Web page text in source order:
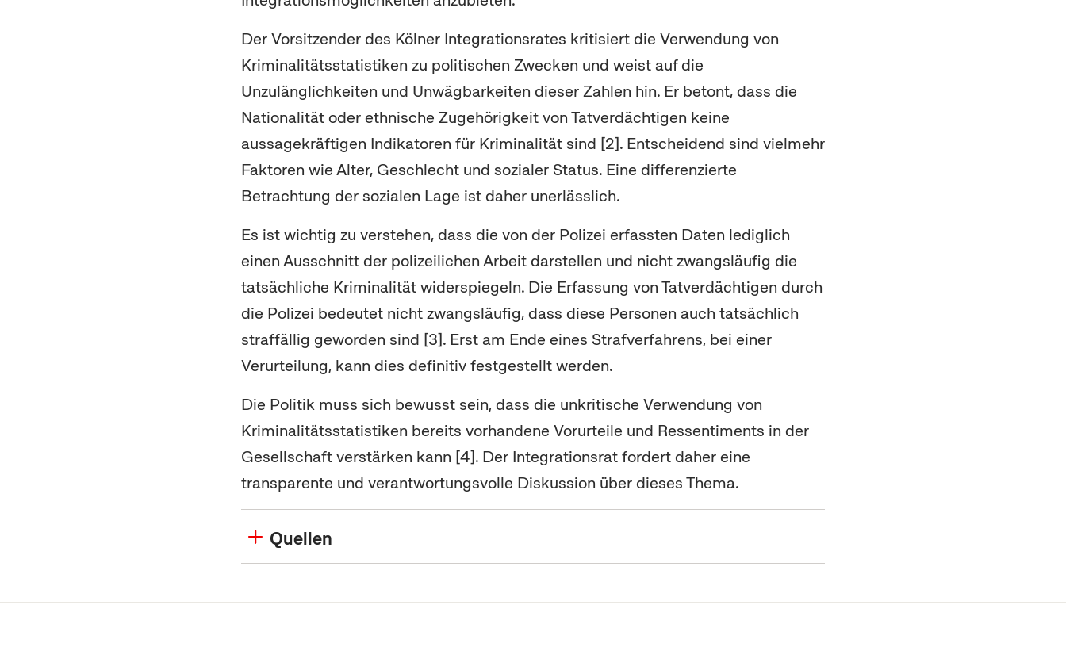
Der Vorsitzender des Kölner Integrationsrates kritisiert die Verwendung von
Kriminalitätsstatistiken zu politischen Zwecken und weist auf die
Unzulänglichkeiten und Unwägbarkeiten dieser Zahlen hin. Er betont, dass die
Nationalität oder ethnische Zugehörigkeit von Tatverdächtigen keine
aussagekräftigen Indikatoren für Kriminalität sind [2]. Entscheidend sind vielmehr
Faktoren wie Alter, Geschlecht und sozialer Status. Eine differenzierte
Betrachtung der sozialen Lage ist daher unerlässlich.
Es ist wichtig zu verstehen, dass die von der Polizei erfassten Daten lediglich
einen Ausschnitt der polizeilichen Arbeit darstellen und nicht zwangsläufig die
tatsächliche Kriminalität widerspiegeln. Die Erfassung von Tatverdächtigen durch
die Polizei bedeutet nicht zwangsläufig, dass diese Personen auch tatsächlich
straffällig geworden sind [3]. Erst am Ende eines Strafverfahrens, bei einer
Verurteilung, kann dies definitiv festgestellt werden.
Die Politik muss sich bewusst sein, dass die unkritische Verwendung von
Kriminalitätsstatistiken bereits vorhandene Vorurteile und Ressentiments in der
Gesellschaft verstärken kann [4]. Der Integrationsrat fordert daher eine
transparente und verantwortungsvolle Diskussion über dieses Thema.
Quellen